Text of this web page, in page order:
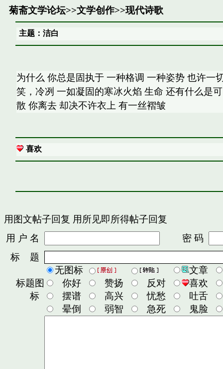
菊斋文学论坛>>文学创作>>现代诗歌
主题：洁白
为什么 你总是固执于 一种格调 一种姿势 也许一
笑，冷冽 一如凝固的寒冰火焰 生命 还有什么是
散 你离去 却决不许衣上 有一丝褶皱
喜欢
用图文帖子回复 用所见即所得帖子回复
用 户 名
密 码
标 题
标题图
标
无图标
文章
你好
赞扬 反对
喜欢
摆谱
高兴 忧愁
吐舌
晕倒
弱智 急死 鬼脸